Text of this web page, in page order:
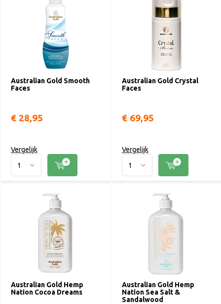
Australian Gold Smooth
Faces
€ 28,95
Vergelijk
Australian Gold Crystal
Faces
€ 69,95
Vergelijk
Australian Gold Hemp
Nation Cocoa Dreams
Australian Gold Hemp
Nation Sea Salt &
Sandalwood